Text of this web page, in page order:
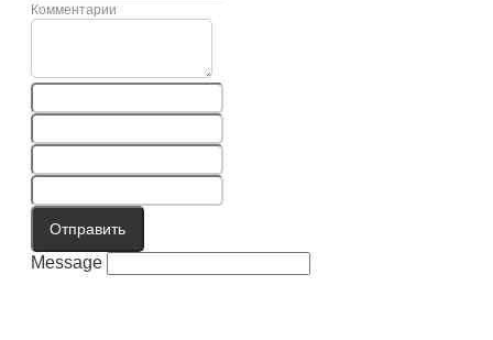
Комментарии
Отправить
Message